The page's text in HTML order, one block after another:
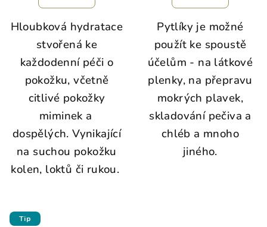
Hloubková hydratace
stvořená ke
každodenní péči o
pokožku, včetně
citlivé pokožky
miminek a
dospělých. Vynikající
na suchou pokožku
kolen, loktů či rukou.
Pytlíky je možné
použít ke spoustě
účelům - na látkové
plenky, na přepravu
mokrých plavek,
skladování pečiva a
chléb a mnoho
jiného.
Tip